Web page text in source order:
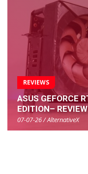
REVIEWS
ASUS GEFORCE
EDITION– REVIEW
07-07-26 / AlternativeX